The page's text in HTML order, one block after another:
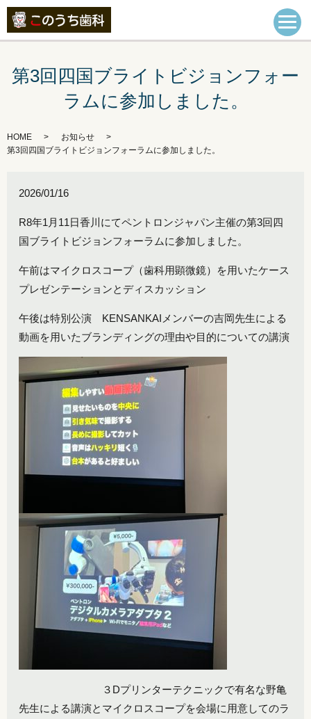
第3回四国ブライトビジョンフォー
ラムに参加しました。
HOME
お知らせ
第3回四国ブライトビジョンフォーラムに参加しました。
2026/01/16
R8年1月11日香川にてペントロンジャパン主催の第3回四
国ブライトビジョンフォーラムに参加しました。
午前はマイクロスコープ（歯科用顕微鏡）を用いたケース
プレゼンテーションとディスカッション
午後は特別公演 KENSANKAIメンバーの吉岡先生による
動画を用いたブランディングの理由や目的についての講演
３Dプリンターテクニックで有名な野亀
先生による講演とマイクロスコープを会場に用意してのラ